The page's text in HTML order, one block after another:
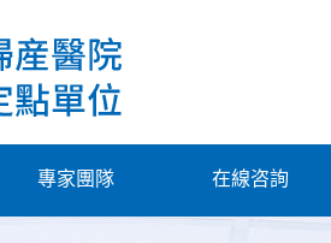
專家團隊 在線咨詢